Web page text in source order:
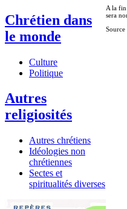
Chrétien dans
le monde
Culture
Politique
Autres
religiosités
Autres chrétiens
Idéologies non
chrétiennes
Sectes et
spiritualités diverses
A la fin
sera
Source